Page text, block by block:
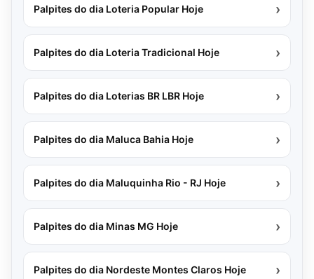
Palpites do dia Loteria Popular Hoje ›
Palpites do dia Loteria Tradicional Hoje ›
Palpites do dia Loterias BR LBR Hoje ›
Palpites do dia Maluca Bahia Hoje ›
Palpites do dia Maluquinha Rio - RJ Hoje ›
Palpites do dia Minas MG Hoje ›
Palpites do dia Nordeste Montes Claros Hoje ›